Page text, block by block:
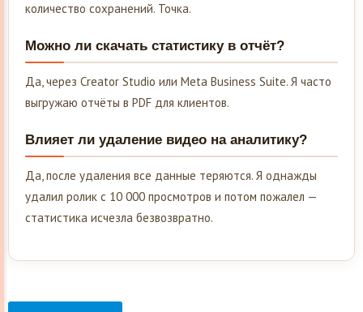
количество сохранений. Точка.
Можно ли скачать статистику в отчёт?
Да, через Creator Studio или Meta Business Suite. Я часто
выгружаю отчёты в PDF для клиентов.
Влияет ли удаление видео на аналитику?
Да, после удаления все данные теряются. Я однажды
удалил ролик с 10 000 просмотров и потом пожалел —
статистика исчезла безвозвратно.